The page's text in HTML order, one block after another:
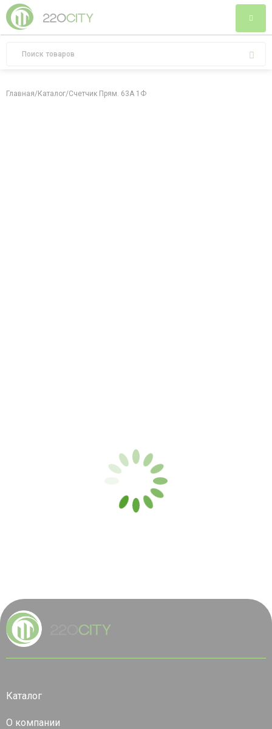
Главная/Каталог/Счетчик Прям. 63А 1Ф
Каталог
О компании